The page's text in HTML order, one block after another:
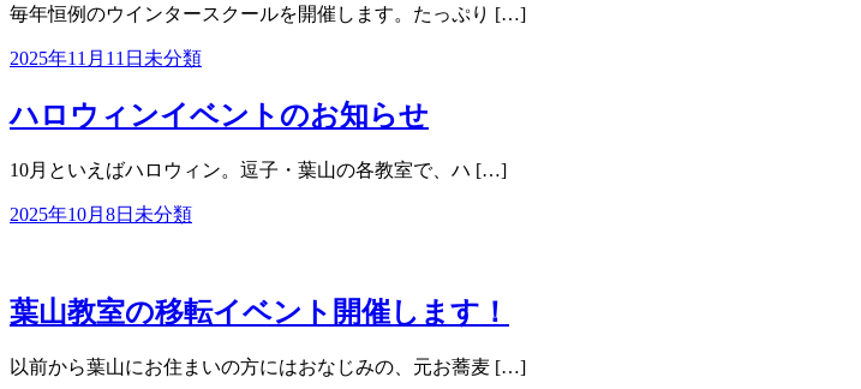
毎年恒例のウインタースクールを開催します。たっぷり […]
2025年11月11日 未分類
ハロウィンイベントのお知らせ
10月といえばハロウィン。逗子・葉山の各教室で、ハ […]
2025年10月8日 未分類
葉山教室の移転イベント開催します！
以前から葉山にお住まいの方にはおなじみの、元お蕎麦 […]